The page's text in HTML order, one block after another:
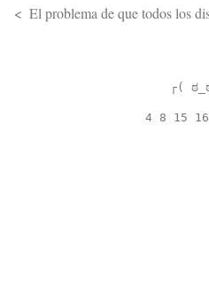
El problema de que todos los
┌(
4 8 15